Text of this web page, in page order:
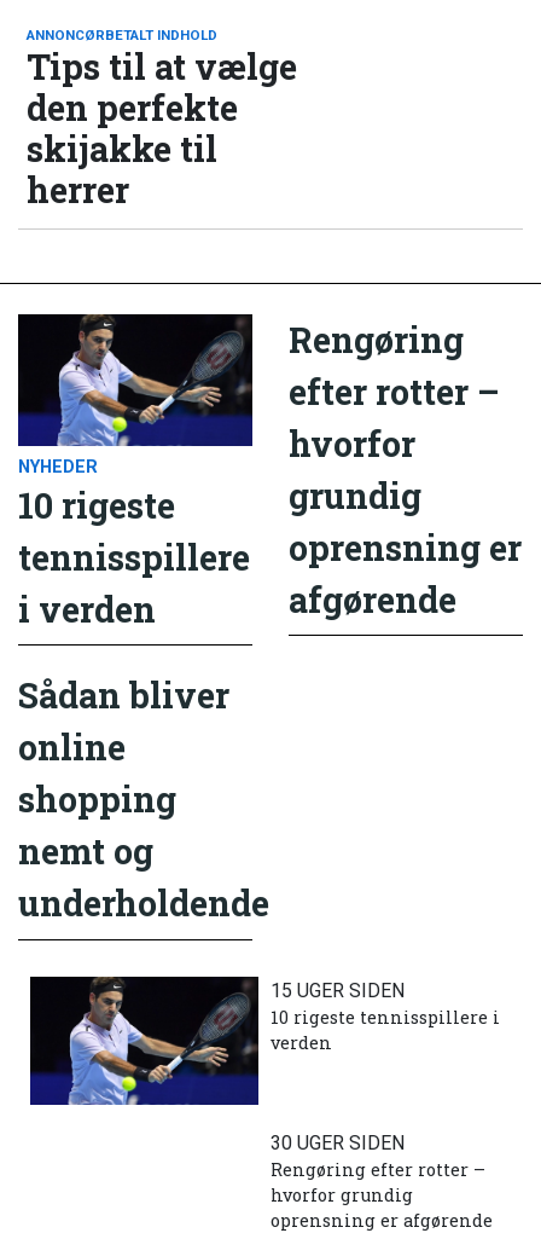
ANNONCØRBETALT INDHOLD
Tips til at vælge
den perfekte
skijakke til
herrer
NYHEDER
10 rigeste
tennisspillere
i verden
Rengøring
efter rotter –
hvorfor
grundig
oprensning er
afgørende
Sådan bliver
online
shopping
nemt og
underholdende
15 UGER SIDEN
10 rigeste tennisspillere i
verden
30 UGER SIDEN
Rengøring efter rotter –
hvorfor grundig
oprensning er afgørende